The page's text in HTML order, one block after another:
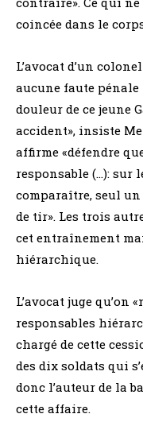
coincée dans le
L’avocat d’un
aucune faute
douleur de ce jeune
accident», insiste
affirme «défendre
responsable (…): sur
comparaître, seul
de tir». Les trois
cet entraînement
hiérarchique.
L’avocat juge qu’on
responsables
chargé de cette
des dix soldats qui
donc l’auteur de la
cette affaire.